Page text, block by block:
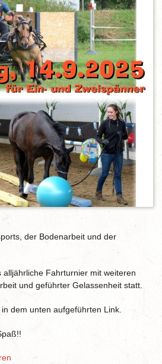
der Bodenarbeit und der
alljährliche Fahrturnier mit weiteren
und geführter Gelassenheit statt.
dem unten aufgeführten Link.